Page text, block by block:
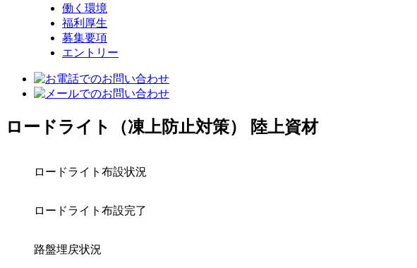
働く環境
福利厚生
募集要項
エントリー
ロードライト（凍上防止対策） 陸上資材
ロードライト布設状況
ロードライト布設完了
路盤埋戻状況